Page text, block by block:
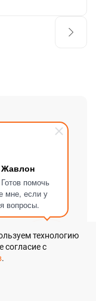
помочь
мне, если у
вопросы.
вам
вас
технологию
согласие с
.